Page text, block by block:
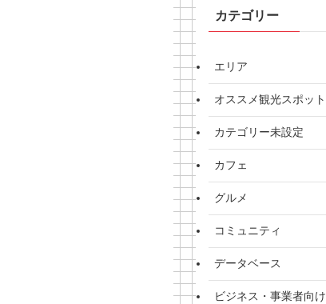
カテゴリー
エリア
オススメ観光スポット
カテゴリー未設定
カフェ
グルメ
コミュニティ
データベース
ビジネス・事業者向け